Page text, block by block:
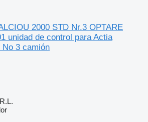
2000 STD Nr.3 OPTARE
unidad de control para Actia
No 3 camión